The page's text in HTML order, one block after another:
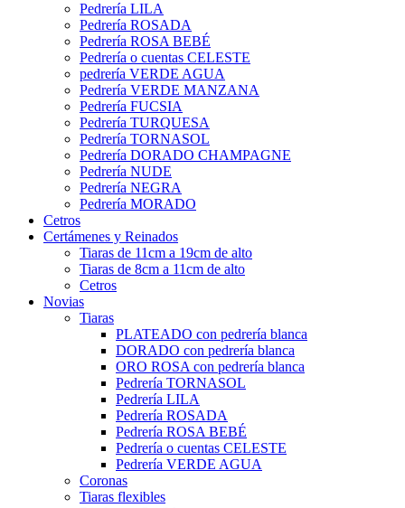
Pedrería LILA
Pedrería ROSADA
Pedrería ROSA BEBÉ
Pedrería o cuentas CELESTE
pedrería VERDE AGUA
Pedrería VERDE MANZANA
Pedrería FUCSIA
Pedrería TURQUESA
Pedrería TORNASOL
Pedrería DORADO CHAMPAGNE
Pedrería NUDE
Pedrería NEGRA
Pedrería MORADO
Cetros
Certámenes y Reinados
Tiaras de 11cm a 19cm de alto
Tiaras de 8cm a 11cm de alto
Cetros
Novias
Tiaras
PLATEADO con pedrería blanca
DORADO con pedrería blanca
ORO ROSA con pedrería blanca
Pedrería TORNASOL
Pedrería LILA
Pedrería ROSADA
Pedrería ROSA BEBÉ
Pedrería o cuentas CELESTE
Pedrería VERDE AGUA
Coronas
Tiaras flexibles